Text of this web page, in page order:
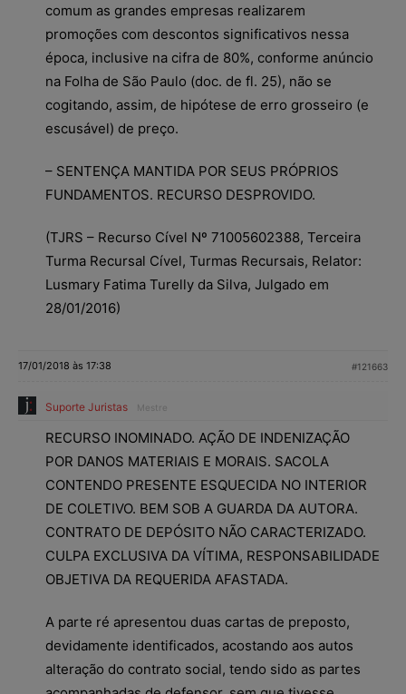
comum as grandes empresas realizarem
promoções com descontos significativos nessa
época, inclusive na cifra de 80%, conforme anúncio
na Folha de São Paulo (doc. de fl. 25), não se
cogitando, assim, de hipótese de erro grosseiro (e
escusável) de preço.
– SENTENÇA MANTIDA POR SEUS PRÓPRIOS
FUNDAMENTOS. RECURSO DESPROVIDO.
(TJRS – Recurso Cível Nº 71005602388, Terceira
Turma Recursal Cível, Turmas Recursais, Relator:
Lusmary Fatima Turelly da Silva, Julgado em
28/01/2016)
17/01/2018 às 17:38 #121663
Suporte Juristas Mestre
RECURSO INOMINADO. AÇÃO DE INDENIZAÇÃO
POR DANOS MATERIAIS E MORAIS. SACOLA
CONTENDO PRESENTE ESQUECIDA NO INTERIOR
DE COLETIVO. BEM SOB A GUARDA DA AUTORA.
CONTRATO DE DEPÓSITO NÃO CARACTERIZADO.
CULPA EXCLUSIVA DA VÍTIMA, RESPONSABILIDADE
OBJETIVA DA REQUERIDA AFASTADA.
A parte ré apresentou duas cartas de preposto,
devidamente identificados, acostando aos autos
alteração do contrato social, tendo sido as partes